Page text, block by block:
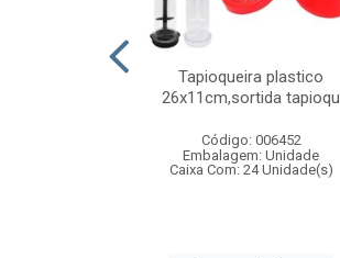
Tapioqueira plastico
26x11cm,sortida tapioqu
Código: 006452
Embalagem: Unidade
Caixa Com: 24 Unidade(s)